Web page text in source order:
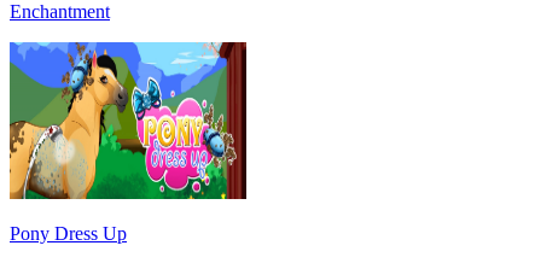
Enchantment
Pony Dress Up